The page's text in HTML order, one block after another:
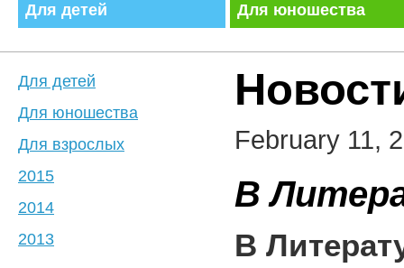
Для детей Для юношества
February 11,
В
В
Для детей
Для юношества
Для взрослых
2015
2014
2013